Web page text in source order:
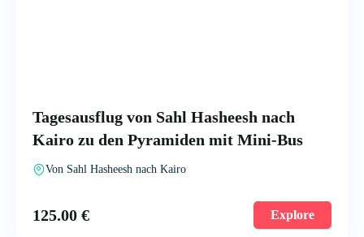
Tagesausflug von Sahl Hasheesh nach
Kairo zu den Pyramiden mit Mini-Bus
Von Sahl Hasheesh nach Kairo
125.00 € Explore